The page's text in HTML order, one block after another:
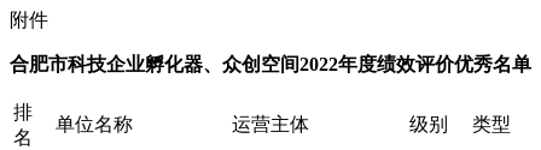
附件
合肥市科技企业孵化器、众创空间2022年度绩效评价优秀名单
排
名
单位名称 运营主体 级别 类型